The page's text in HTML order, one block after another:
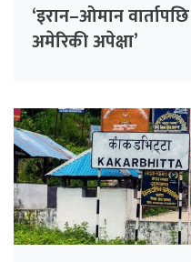
‘इरान–ओमान
अमेरिकी अपेक्षा’